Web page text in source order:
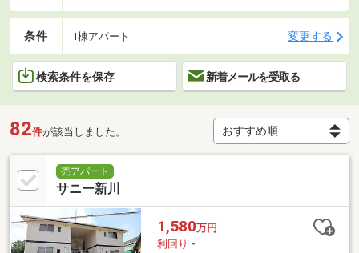
条件 1棟アパート 変更する
検索条件を保存 新着メールを受取る
82件が該当しました。
売アパート
サニー新川
1,580万円
利回り -